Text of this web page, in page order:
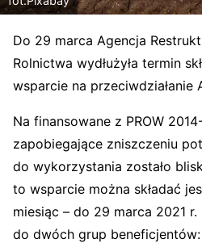
Do 29 marca Agencja
Rolnictwa wydłużyła termin
wsparcie na przeciwdziałanie
Na finansowane z PROW
zapobiegające zniszczeniu
do wykorzystania zostało
to wsparcie można składać
miesiąc – do 29 marca 2021
do dwóch grup beneficjentów: